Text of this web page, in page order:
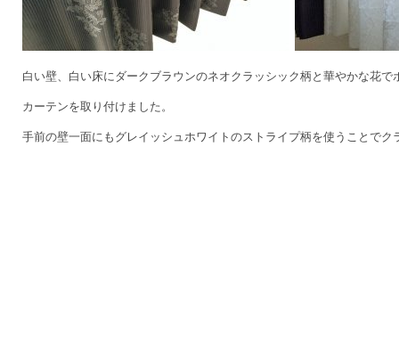
白い壁、白い床にダークブラウンのネオクラッシック柄と華やかな花で
カーテンを取り付けました。
手前の壁一面にもグレイッシュホワイトのストライプ柄を使うことでク